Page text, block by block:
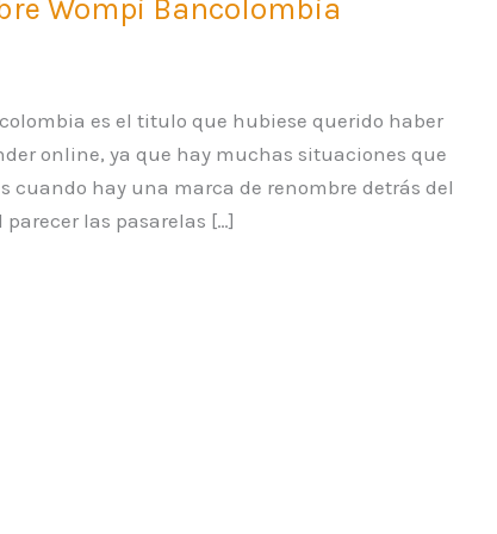
Wompi Bancolombia
es el titulo que hubiese querido haber
online, ya que hay muchas situaciones que
cuando hay una marca de renombre detrás del
las pasarelas […]